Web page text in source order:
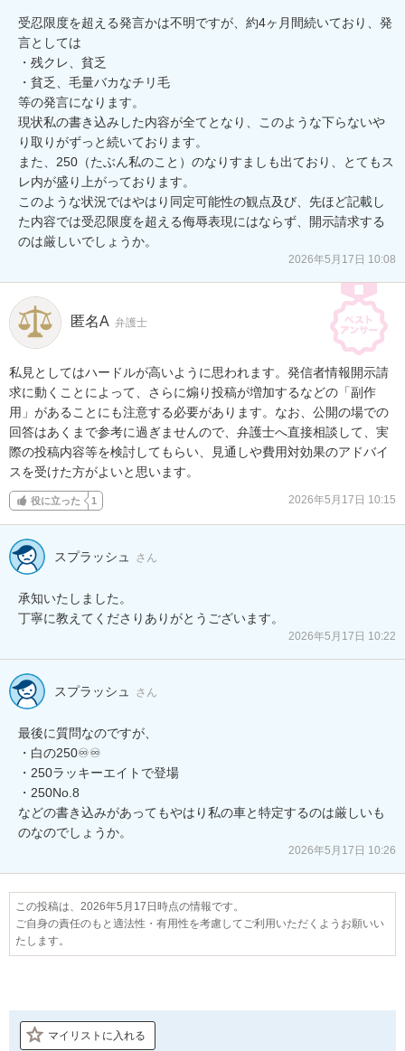
受忍限度を超える発言かは不明ですが、約4ヶ月間続いており、発
言としては
・残クレ、貧乏
・貧乏、毛量バカなチリ毛
等の発言になります。
現状私の書き込みした内容が全てとなり、このような下らないや
り取りがずっと続いております。
また、250（たぶん私のこと）のなりすましも出ており、とてもス
レ内が盛り上がっております。
このような状況ではやはり同定可能性の観点及び、先ほど記載し
た内容では受忍限度を超える侮辱表現にはならず、開示請求する
のは厳しいでしょうか。
2026年5月17日 10:08
匿名A 弁護士
私見としてはハードルが高いように思われます。発信者情報開示請
求に動くことによって、さらに煽り投稿が増加するなどの「副作
用」があることにも注意する必要があります。なお、公開の場での
回答はあくまで参考に過ぎませんので、弁護士へ直接相談して、実
際の投稿内容等を検討してもらい、見通しや費用対効果のアドバイ
スを受けた方がよいと思います。
役に立った 1 2026年5月17日 10:15
スプラッシュ さん
承知いたしました。
丁寧に教えてくださりありがとうございます。
2026年5月17日 10:22
スプラッシュ さん
最後に質問なのですが、
・白の250♾️♾️
・250ラッキーエイトで登場
・250No.8
などの書き込みがあってもやはり私の車と特定するのは厳しいも
のなのでしょうか。
2026年5月17日 10:26
この投稿は、2026年5月17日時点の情報です。
ご自身の責任のもと適法性・有用性を考慮してご利用いただくようお願いい
たします。
マイリストに入れる